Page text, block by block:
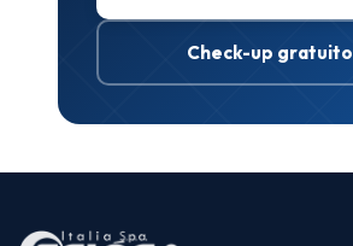
Check-up gratuito